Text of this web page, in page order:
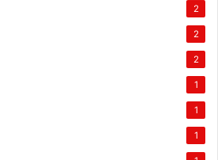
2
2
2
1
1
1